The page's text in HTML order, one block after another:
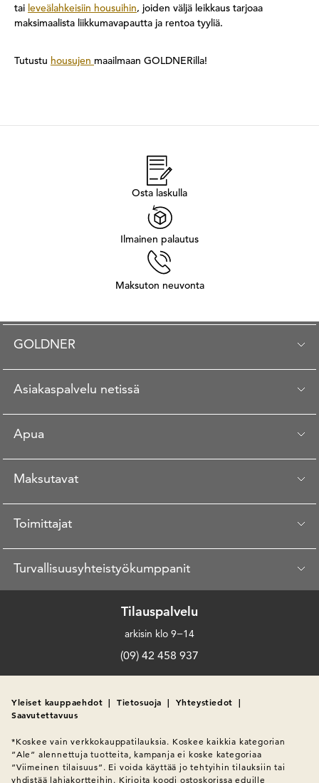
tai leveälahkeisiin housuihin, joiden väljä leikkaus tarjoaa
maksimaalista liikkumavapautta ja rentoa tyyliä.
Tutustu housujen maailmaan GOLDNERilla!
Osta laskulla
Ilmainen palautus
Maksuton neuvonta
GOLDNER
Asiakaspalvelu netissä
Apua
Maksutavat
Toimittajat
Turvallisuusyhteistyökumppanit
Tilauspalvelu
arkisin klo 9−14
(09) 42 458 937
Yleiset kauppaehdot | Tietosuoja | Yhteystiedot |
Saavutettavuus
*Koskee vain verkkokauppatilauksia. Koskee kaikkia kategorian
”Ale” alennettuja tuotteita, kampanja ei koske kategoriaa
”Viimeinen tilaisuus”. Ei voida käyttää jo tehtyihin tilauksiin tai
yhdistää lahjakortteihin. Kirjoita koodi ostoskorissa eduille